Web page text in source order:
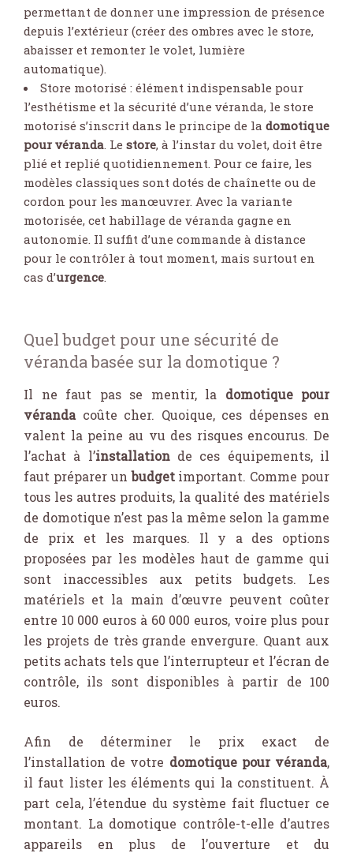
permettant de donner une impression de présence
depuis l’extérieur (créer des ombres avec le store,
abaisser et remonter le volet, lumière
automatique).
Store motorisé : élément indispensable pour
l’esthétisme et la sécurité d’une véranda, le store
motorisé s’inscrit dans le principe de la domotique
pour véranda. Le store, à l’instar du volet, doit être
plié et replié quotidiennement. Pour ce faire, les
modèles classiques sont dotés de chaînette ou de
cordon pour les manœuvrer. Avec la variante
motorisée, cet habillage de véranda gagne en
autonomie. Il suffit d’une commande à distance
pour le contrôler à tout moment, mais surtout en
cas d’urgence.
Quel budget pour une sécurité de
véranda basée sur la domotique ?
Il ne faut pas se mentir, la domotique pour
véranda coûte cher. Quoique, ces dépenses en
valent la peine au vu des risques encourus. De
l’achat à l’installationde ces équipements, il
faut préparer unbudgetimportant. Comme pour
tous les autres produits, la qualité des matériels
de domotique n’est pas la même selon la gamme
de prix et les marques. Il y a des options
proposées par les modèles haut de gamme qui
sont inaccessibles aux petits budgets. Les
matériels et la main d’œuvre peuvent coûter
entre 10 000 euros à 60 000 euros, voire plus pour
les projets de très grande envergure. Quant aux
petits achats tels que l’interrupteur et l’écran de
contrôle, ils sont disponibles à partir de 100
euros.
Afin de déterminer le prix exact de
l’installation de votre domotique pour véranda,
il faut lister les éléments qui la constituent. À
part cela, l’étendue du système fait fluctuer ce
montant. La domotique contrôle-t-elle d’autres
appareils en plus de l’ouverture et du